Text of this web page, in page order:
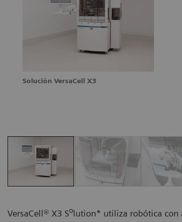
Solución VersaCell X3
VersaCell® X3 Solution* utiliza robótica con